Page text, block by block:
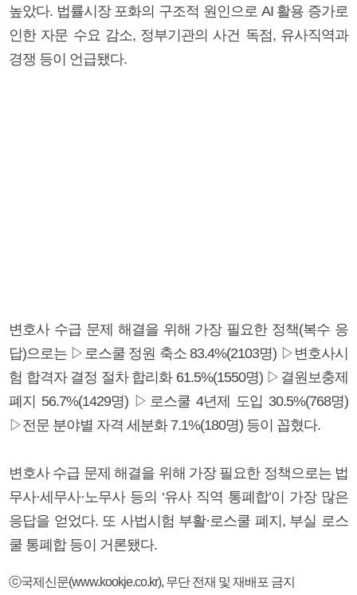
높았다. 법률시장 포화의 구조적 원인으로 AI 활용 증가로
인한 자문 수요 감소, 정부기관의 사건 독점, 유사직역과
경쟁 등이 언급됐다.
변호사 수급 문제 해결을 위해 가장 필요한 정책(복수 응
답)으로는 ▷로스쿨 정원 축소 83.4%(2103명) ▷변호사시
험 합격자 결정 절차 합리화 61.5%(1550명) ▷결원보충제
폐지 56.7%(1429명) ▷로스쿨 4년제 도입 30.5%(768명)
▷전문 분야별 자격 세분화 7.1%(180명) 등이 꼽혔다.
변호사 수급 문제 해결을 위해 가장 필요한 정책으로는 법
무사·세무사·노무사 등의 ‘유사 직역 통폐합’이 가장 많은
응답을 얻었다. 또 사법시험 부활·로스쿨 폐지, 부실 로스
쿨 통폐합 등이 거론됐다.
ⓒ국제신문(www.kookje.co.kr), 무단 전재 및 재배포 금지